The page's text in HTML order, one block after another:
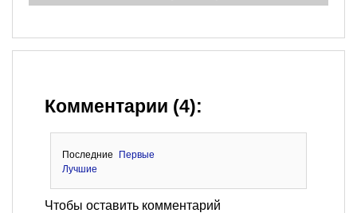
Комментарии (4):
Последние
Первые
Лучшие
Чтобы оставить комментарий